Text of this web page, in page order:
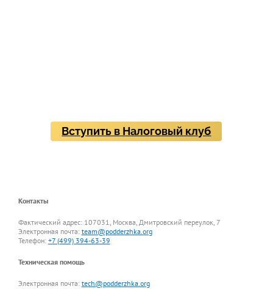
Вступить в Налоговый клуб
Контакты
Фактический адрес: 107031, Москва, Дмитровский переулок, 7
Электронная почта: team@podderzhka.org
Телефон: +7 (499) 394-63-39
Техническая помощь
Электронная почта: tech@podderzhka.org